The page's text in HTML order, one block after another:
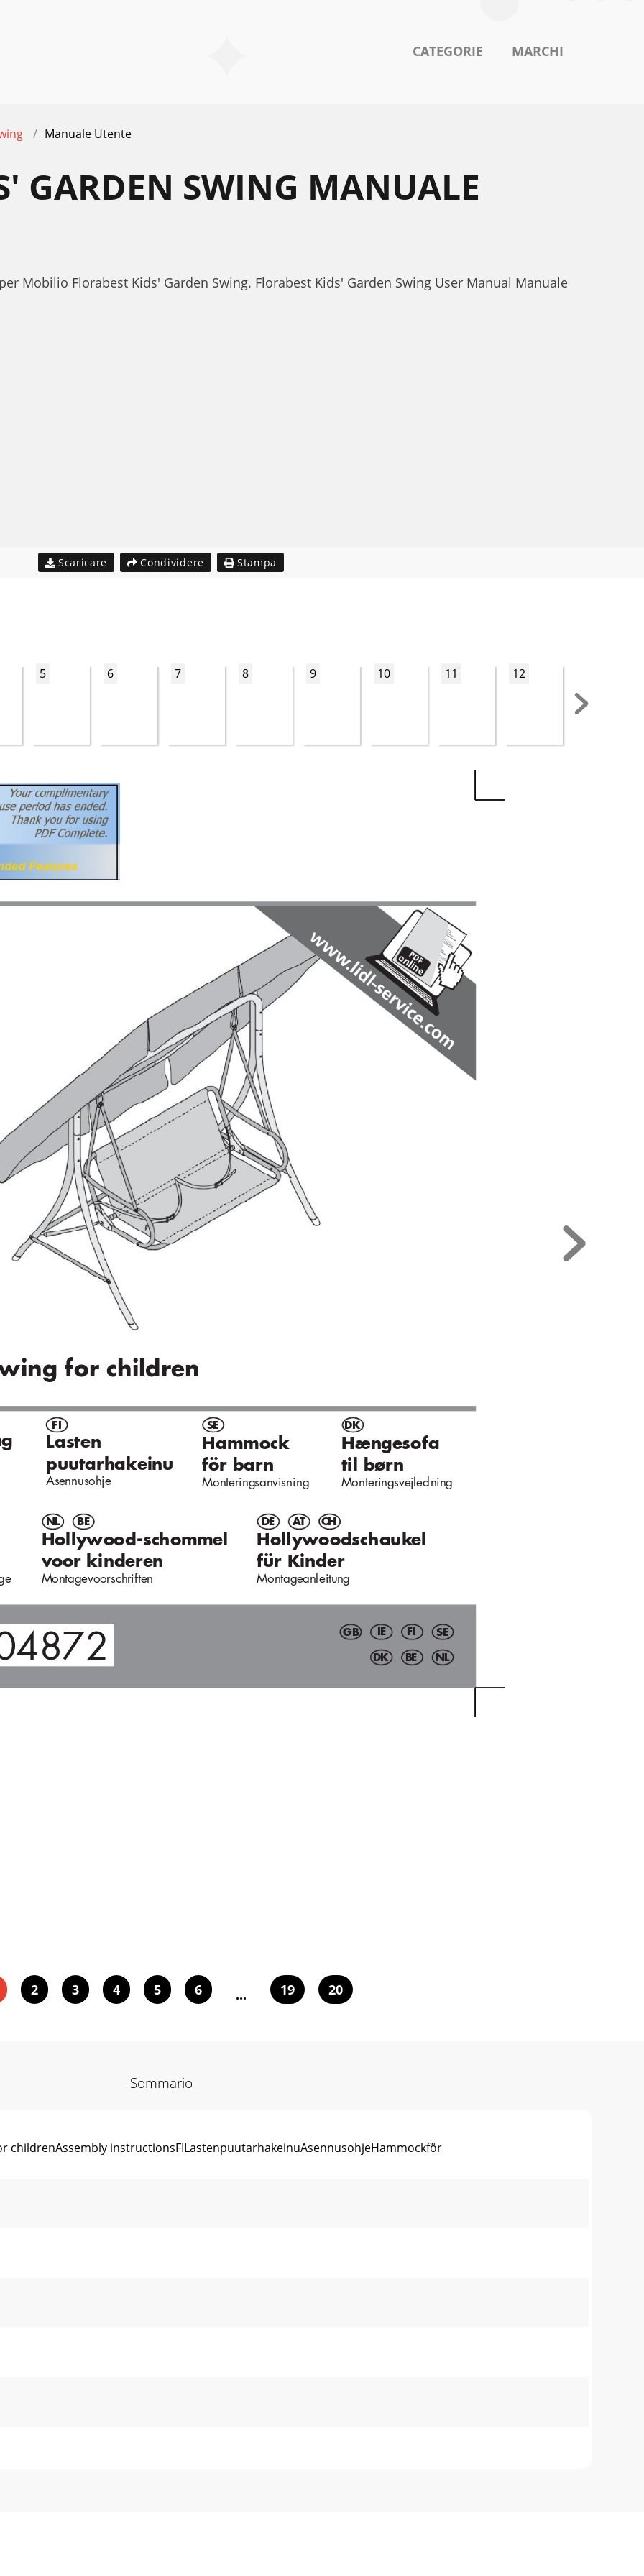
CATEGORIE MARCHI
Manuale Utente
GARDEN SWING MANUALE
Mobilio Florabest Kids' Garden Swing. Florabest Kids' Garden Swing User Manual Manuale
Scaricare Condividere Stampa
5 6 7 8 9 10 11 12
ing for child ren
g
FI
Lasten
puutarhakeinu
Asennusohje
Hammock
för barn
Monteringsanvisning
SE
Hængesofa
til børn
Monteringsvejledning
DK
872
Hollywoodschaukel
für Kinder
Montageanleitung
DE AT CH
IE
GB FI SE
DK BE NL
NL BE
Hollywood-schommel
voor kinderen
Montagevoorschriften
e
2 3 4 5 6 ... 19 20
Sommario
childrenAssembly instructionsFILastenpuutarhakeinuAsennusohjeHammockför